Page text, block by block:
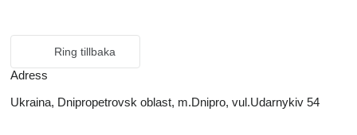
Ring tillbaka
Adress
Ukraina, Dnipropetrovsk oblast, m.Dnipro, vul.Udarnykiv 54